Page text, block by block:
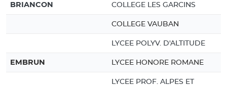
BRIANCON COLLEGE LES GARCINS
COLLEGE VAUBAN
LYCEE POLYV. D'ALTITUDE
EMBRUN LYCEE HONORE ROMANE
LYCEE PROF. ALPES ET